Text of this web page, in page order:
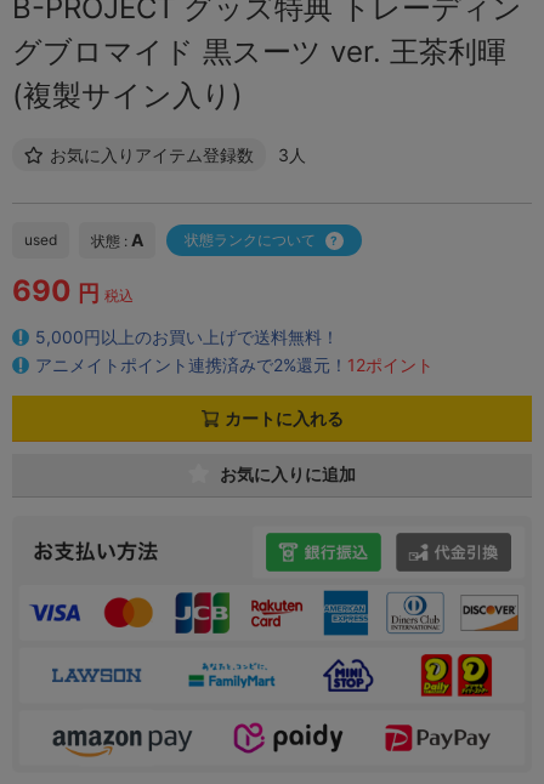
B-PROJECT グッズ特典 トレーディン
グブロマイド 黒スーツ ver. 王茶利暉
(複製サイン入り)
お気に入りアイテム登録数 3人
used 状態 : A 状態ランクについて
690 円 税込
5,000円以上のお買い上げで送料無料！
アニメイトポイント連携済みで2%還元！ 12ポイント
カートに入れる
お気に入りに追加